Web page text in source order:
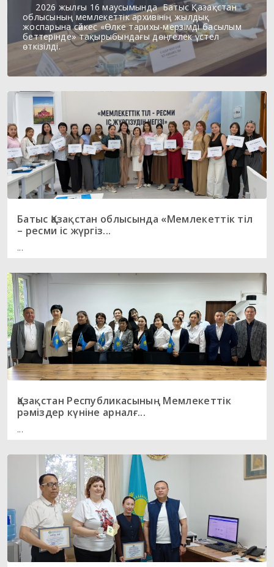
2026 жылғы 16 маусымында Батыс Қазақстан
облысының мемлекеттік архивінің жылдық
жоспарына сәйкес «Өлке тарихы-мерзімді басылым
беттерінде» тақырыбындағы дөңгелек үстел
өткізілді.
Батыс Қазақстан облысында «Мемлекеттік тіл
– ресми іс жүргіз...
...
Қазақстан Республикасының Мемлекеттік
рәміздер күніне арналғ...
...